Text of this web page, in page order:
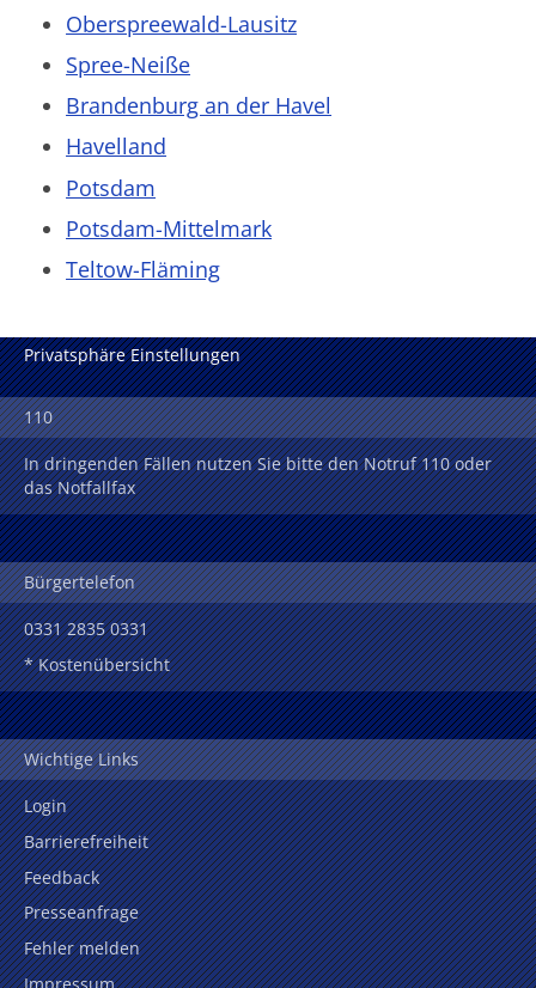
Oberspreewald-Lausitz
Spree-Neiße
Brandenburg an der Havel
Havelland
Potsdam
Potsdam-Mittelmark
Teltow-Fläming
Privatsphäre Einstellungen
110
In dringenden Fällen nutzen Sie bitte den Notruf 110 oder
das Notfallfax
Bürgertelefon
0331 2835 0331
* Kostenübersicht
Wichtige Links
Login
Barrierefreiheit
Feedback
Presseanfrage
Fehler melden